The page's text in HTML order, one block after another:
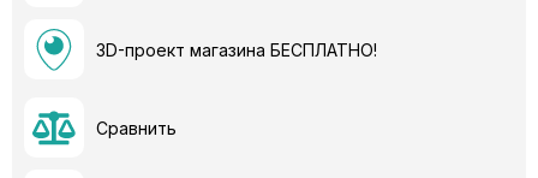
3D-проект магазина БЕСПЛАТНО!
Сравнить